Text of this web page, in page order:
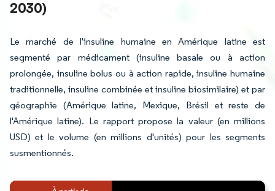
2030)
Le marché de l'insuline humaine en Amérique latine est
segmenté par médicament (insuline basale ou à action
prolongée, insuline bolus ou à action rapide, insuline humaine
traditionnelle, insuline combinée et insuline biosimilaire) et par
géographie (Amérique latine, Mexique, Brésil et reste de
l'Amérique latine). Le rapport propose la valeur (en millions
USD) et le volume (en millions d'unités) pour les segments
susmentionnés.